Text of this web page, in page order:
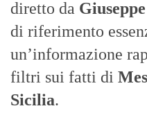
diretto da
di riferimento
un’informazione
filtri sui fatti di
Sicilia.